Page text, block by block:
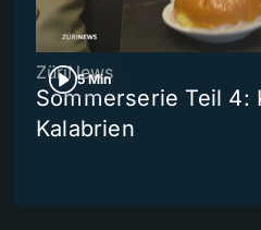
5 Min
ZüriNews
Sommerserie Teil 4:
Kalabrien